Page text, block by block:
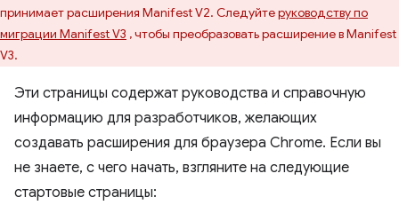
принимает расширения Manifest V2. Следуйтеруководству по
миграции Manifest V3 , чтобы преобразовать расширение в Manifest
V3.
Эти страницы содержат руководства и справочную
информацию для разработчиков, желающих
создавать расширения для браузера Chrome. Если вы
не знаете, с чего начать, взгляните на следующие
стартовые страницы: